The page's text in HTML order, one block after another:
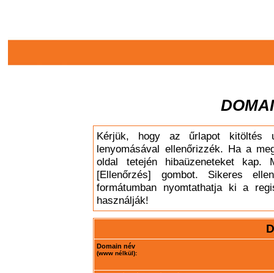
Kérjük, hogy az űrlapot kitöltés
lenyomásával ellenőrizzék. Ha a
oldal tetején hibaüzeneteket
[Ellenőrzés] gombot. Sikeres
formátumban nyomtathatja ki a
használják!
Domain név
(www nélkül):